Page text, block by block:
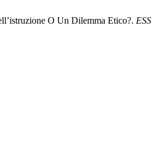
O Un Dilemma Etico?. ESS